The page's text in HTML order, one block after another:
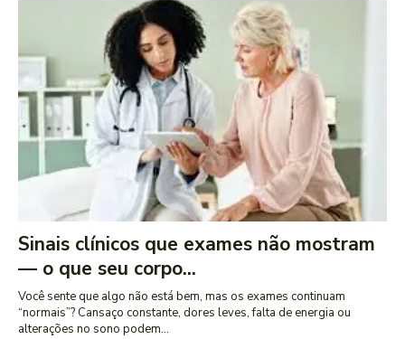
Sinais clínicos que exames não mostram
— o que seu corpo...
Você sente que algo não está bem, mas os exames continuam
“normais”? Cansaço constante, dores leves, falta de energia ou
alterações no sono podem...